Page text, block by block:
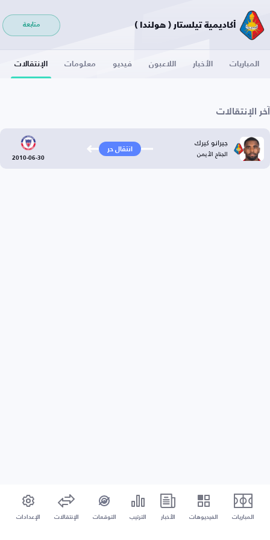
أكاديمية تيلستار ( هولندا ) متابعة
المباريات الأخبار اللاعبون فيديو معلومات الإنتقالات
آخر الإنتقالات
جيرانو كيرك
الجناح الأيمن انتقال حر
2010-06-30
المباريات الفيديوهات الأخبار الترتيب التوقعات الإنتقالات الإعدادات